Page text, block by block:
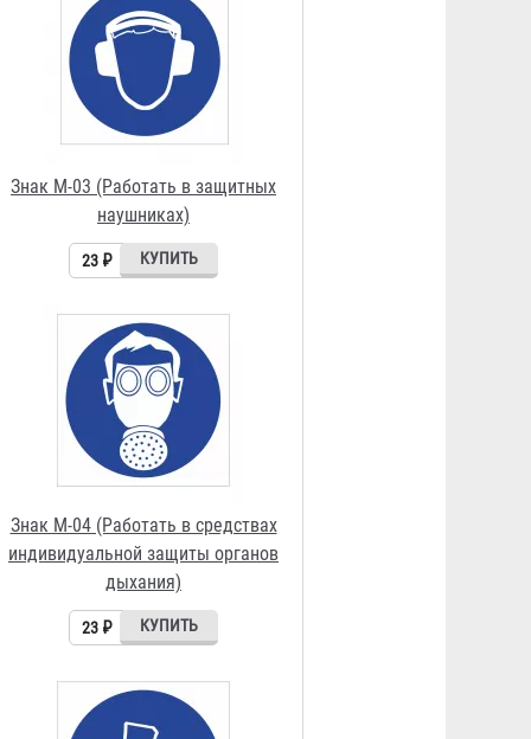
Знак М-04 (Работать в средствах
индивидуальной защиты органов
дыхания)
Знак М-05 (Работать в защитной
обуви)
23 ₽